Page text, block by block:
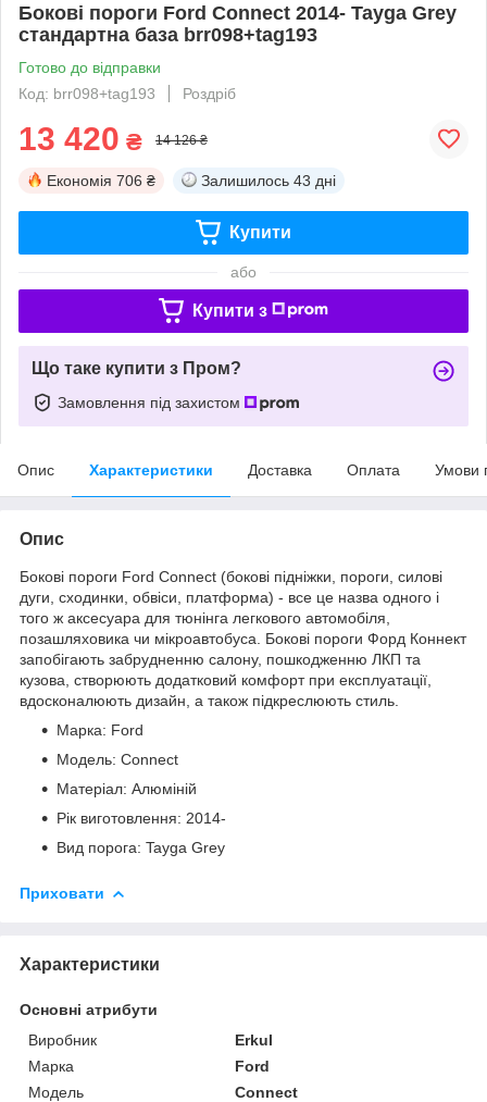
Бокові пороги Ford Connect 2014- Tayga Grey
стандартна база brr098+tag193
Готово до відправки
Код: brr098+tag193
Роздріб
13 420 ₴ 14 126 ₴
Економія 706 ₴ Залишилось 43 дні
Купити
або
Купити з
Що таке купити з Пром?
Замовлення під захистом
Опис Характеристики Доставка Оплата Умови
Опис
Бокові пороги Ford Connect (бокові підніжки, пороги, силові
дуги, сходинки, обвіси, платформа) - все це назва одного і
того ж аксесуара для тюнінга легкового автомобіля,
позашляховика чи мікроавтобуса. Бокові пороги Форд Коннект
запобігають забрудненню салону, пошкодженню ЛКП та
кузова, створюють додатковий комфорт при експлуатації,
вдосконалюють дизайн, а також підкреслюють стиль.
Марка: Ford
Модель: Connect
Матеріал: Алюміній
Рік виготовлення: 2014-
Вид порога: Tayga Grey
Приховати
Характеристики
Основні атрибути
Виробник
Erkul
Марка
Ford
Модель
Connect